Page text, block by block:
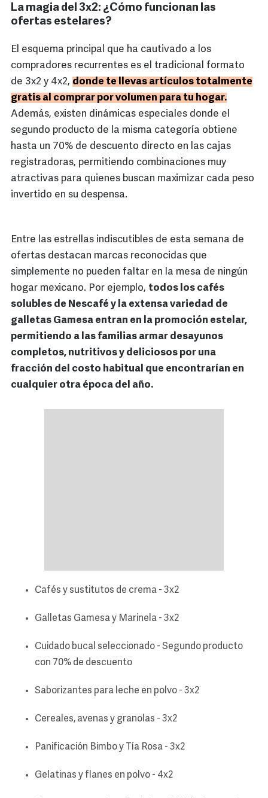
La magia del 3x2: ¿Cómo funcionan las
ofertas estelares?
El esquema principal que ha cautivado a los
compradores recurrentes es el tradicional formato
de 3x2 y 4x2, donde te llevas artículos totalmente
gratis al comprar por volumen para tu hogar.
Además, existen dinámicas especiales donde el
segundo producto de la misma categoría obtiene
hasta un 70% de descuento directo en las cajas
registradoras, permitiendo combinaciones muy
atractivas para quienes buscan maximizar cada peso
invertido en su despensa.
Entre las estrellas indiscutibles de esta semana de
ofertas destacan marcas reconocidas que
simplemente no pueden faltar en la mesa de ningún
hogar mexicano. Por ejemplo, todos los cafés
solubles de Nescafé y la extensa variedad de
galletas Gamesa entran en la promoción estelar,
permitiendo a las familias armar desayunos
completos, nutritivos y deliciosos por una
fracción del costo habitual que encontrarían en
cualquier otra época del año.
Cafés y sustitutos de crema - 3x2
Galletas Gamesa y Marinela - 3x2
Cuidado bucal seleccionado - Segundo producto
con 70% de descuento
Saborizantes para leche en polvo - 3x2
Cereales, avenas y granolas - 3x2
Panificación Bimbo y Tía Rosa - 3x2
Gelatinas y flanes en polvo - 4x2